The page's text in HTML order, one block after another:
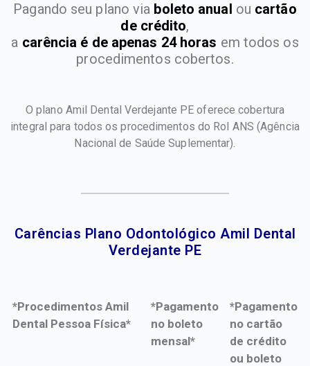
Pagando seu plano via boleto anual ou cartão
de crédito,
a carência é de apenas 24 horas em todos os
procedimentos cobertos.
O plano Amil Dental Verdejante PE oferece cobertura
integral para todos os procedimentos do Rol ANS (Agência
Nacional de Saúde Suplementar).
Carências Plano Odontológico Amil Dental
Verdejante PE​
*Procedimentos Amil
Dental Pessoa Física*
*Pagamento
no boleto
mensal*
*Pagamento
no cartão
de crédito
ou boleto